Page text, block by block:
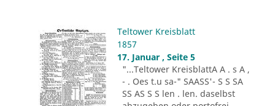
Teltower Kreisblatt
1857
17. Januar , Seite 5
"...Teltower KreisblattA A . s A ,
- . Oes t.u sa-" SAASS'- S S SA
SS AS S S len . len. daselbst